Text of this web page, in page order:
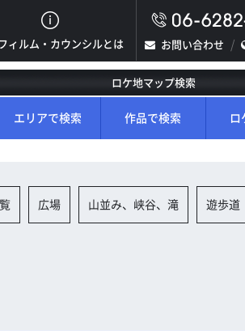
ィルム・カウンシルとは お問い合わせ
ロケ地マップ検索
エリアで検索 作品で検索 ロ
広場 山並み、峡谷、滝 遊歩道